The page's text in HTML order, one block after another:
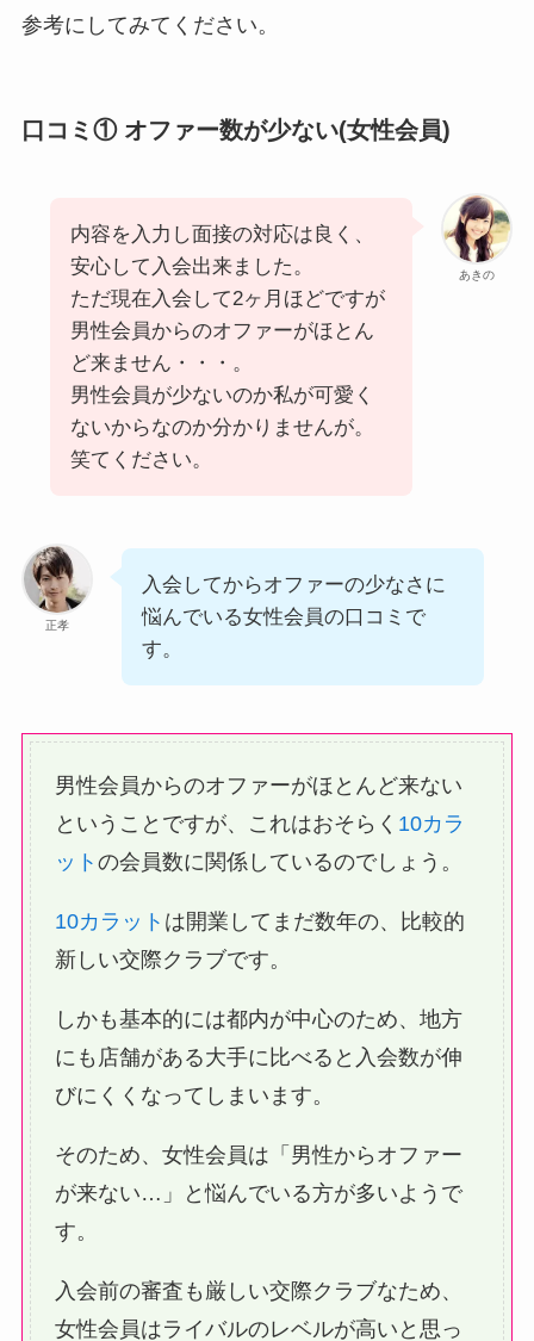
参考にしてみてください。
口コミ① オファー数が少ない(女性会員)
あきの
内容を入力し面接の対応は良く、
安心して入会出来ました。
ただ現在入会して2ヶ月ほどですが
男性会員からのオファーがほとん
ど来ません・・・。
男性会員が少ないのか私が可愛く
ないからなのか分かりませんが。
笑てください。
正孝
入会してからオファーの少なさに
悩んでいる女性会員の口コミで
す。
男性会員からのオファーがほとんど来ない
ということですが、これはおそらく 10カラ
ット の会員数に関係しているのでしょう。
10カラット は開業してまだ数年の、比較的
新しい交際クラブです。
しかも基本的には都内が中心のため、地方
にも店舗がある大手に比べると入会数が伸
びにくくなってしまいます。
そのため、女性会員は「男性からオファー
が来ない…」と悩んでいる方が多いようで
す。
入会前の審査も厳しい交際クラブなため、
女性会員はライバルのレベルが高いと思っ